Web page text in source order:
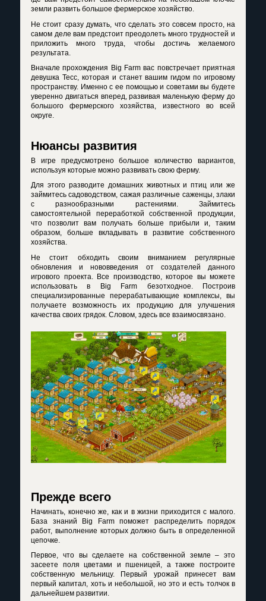
земли развить большое фермерское хозяйство.
Не стоит сразу думать, что сделать это совсем просто, на
самом деле вам предстоит преодолеть много трудностей и
приложить много труда, чтобы достичь желаемого
результата.
Вначале прохождения Big Farm вас повстречает приятная
девушка Тесс, которая и станет вашим гидом по игровому
пространству. Именно с ее помощью и советами вы будете
уверенно двигаться вперед, развивая маленькую ферму до
большого фермерского хозяйства, известного во всей
округе.
Нюансы развития
В игре предусмотрено большое количество вариантов,
используя которые можно развивать свою ферму.
Для этого разводите домашних животных и птиц или же
займитесь садоводством, сажая различные саженцы, злаки
с разнообразными растениями. Займитесь
самостоятельной переработкой собственной продукции,
что позволит вам получать больше прибыли и, таким
образом, больше вкладывать в развитие собственного
хозяйства.
Не стоит обходить своим вниманием регулярные
обновления и нововведения от создателей данного
игрового проекта. Все производство, которое вы можете
использовать в Big Farm безотходное. Построив
специализированные перерабатывающие комплексы, вы
получаете возможность их продукцию для улучшения
качества своих грядок. Словом, здесь все взаимосвязано.
Прежде всего
Начинать, конечно же, как и в жизни приходится с малого.
База знаний Big Farm поможет распределить порядок
работ, выполнение которых должно быть в определенной
цепочке.
Первое, что вы сделаете на собственной земле – это
засеете поля цветами и пшеницей, а также построите
собственную мельницу. Первый урожай принесет вам
первый капитал, хоть и небольшой, но это и есть толчок в
дальнейшем развитии.